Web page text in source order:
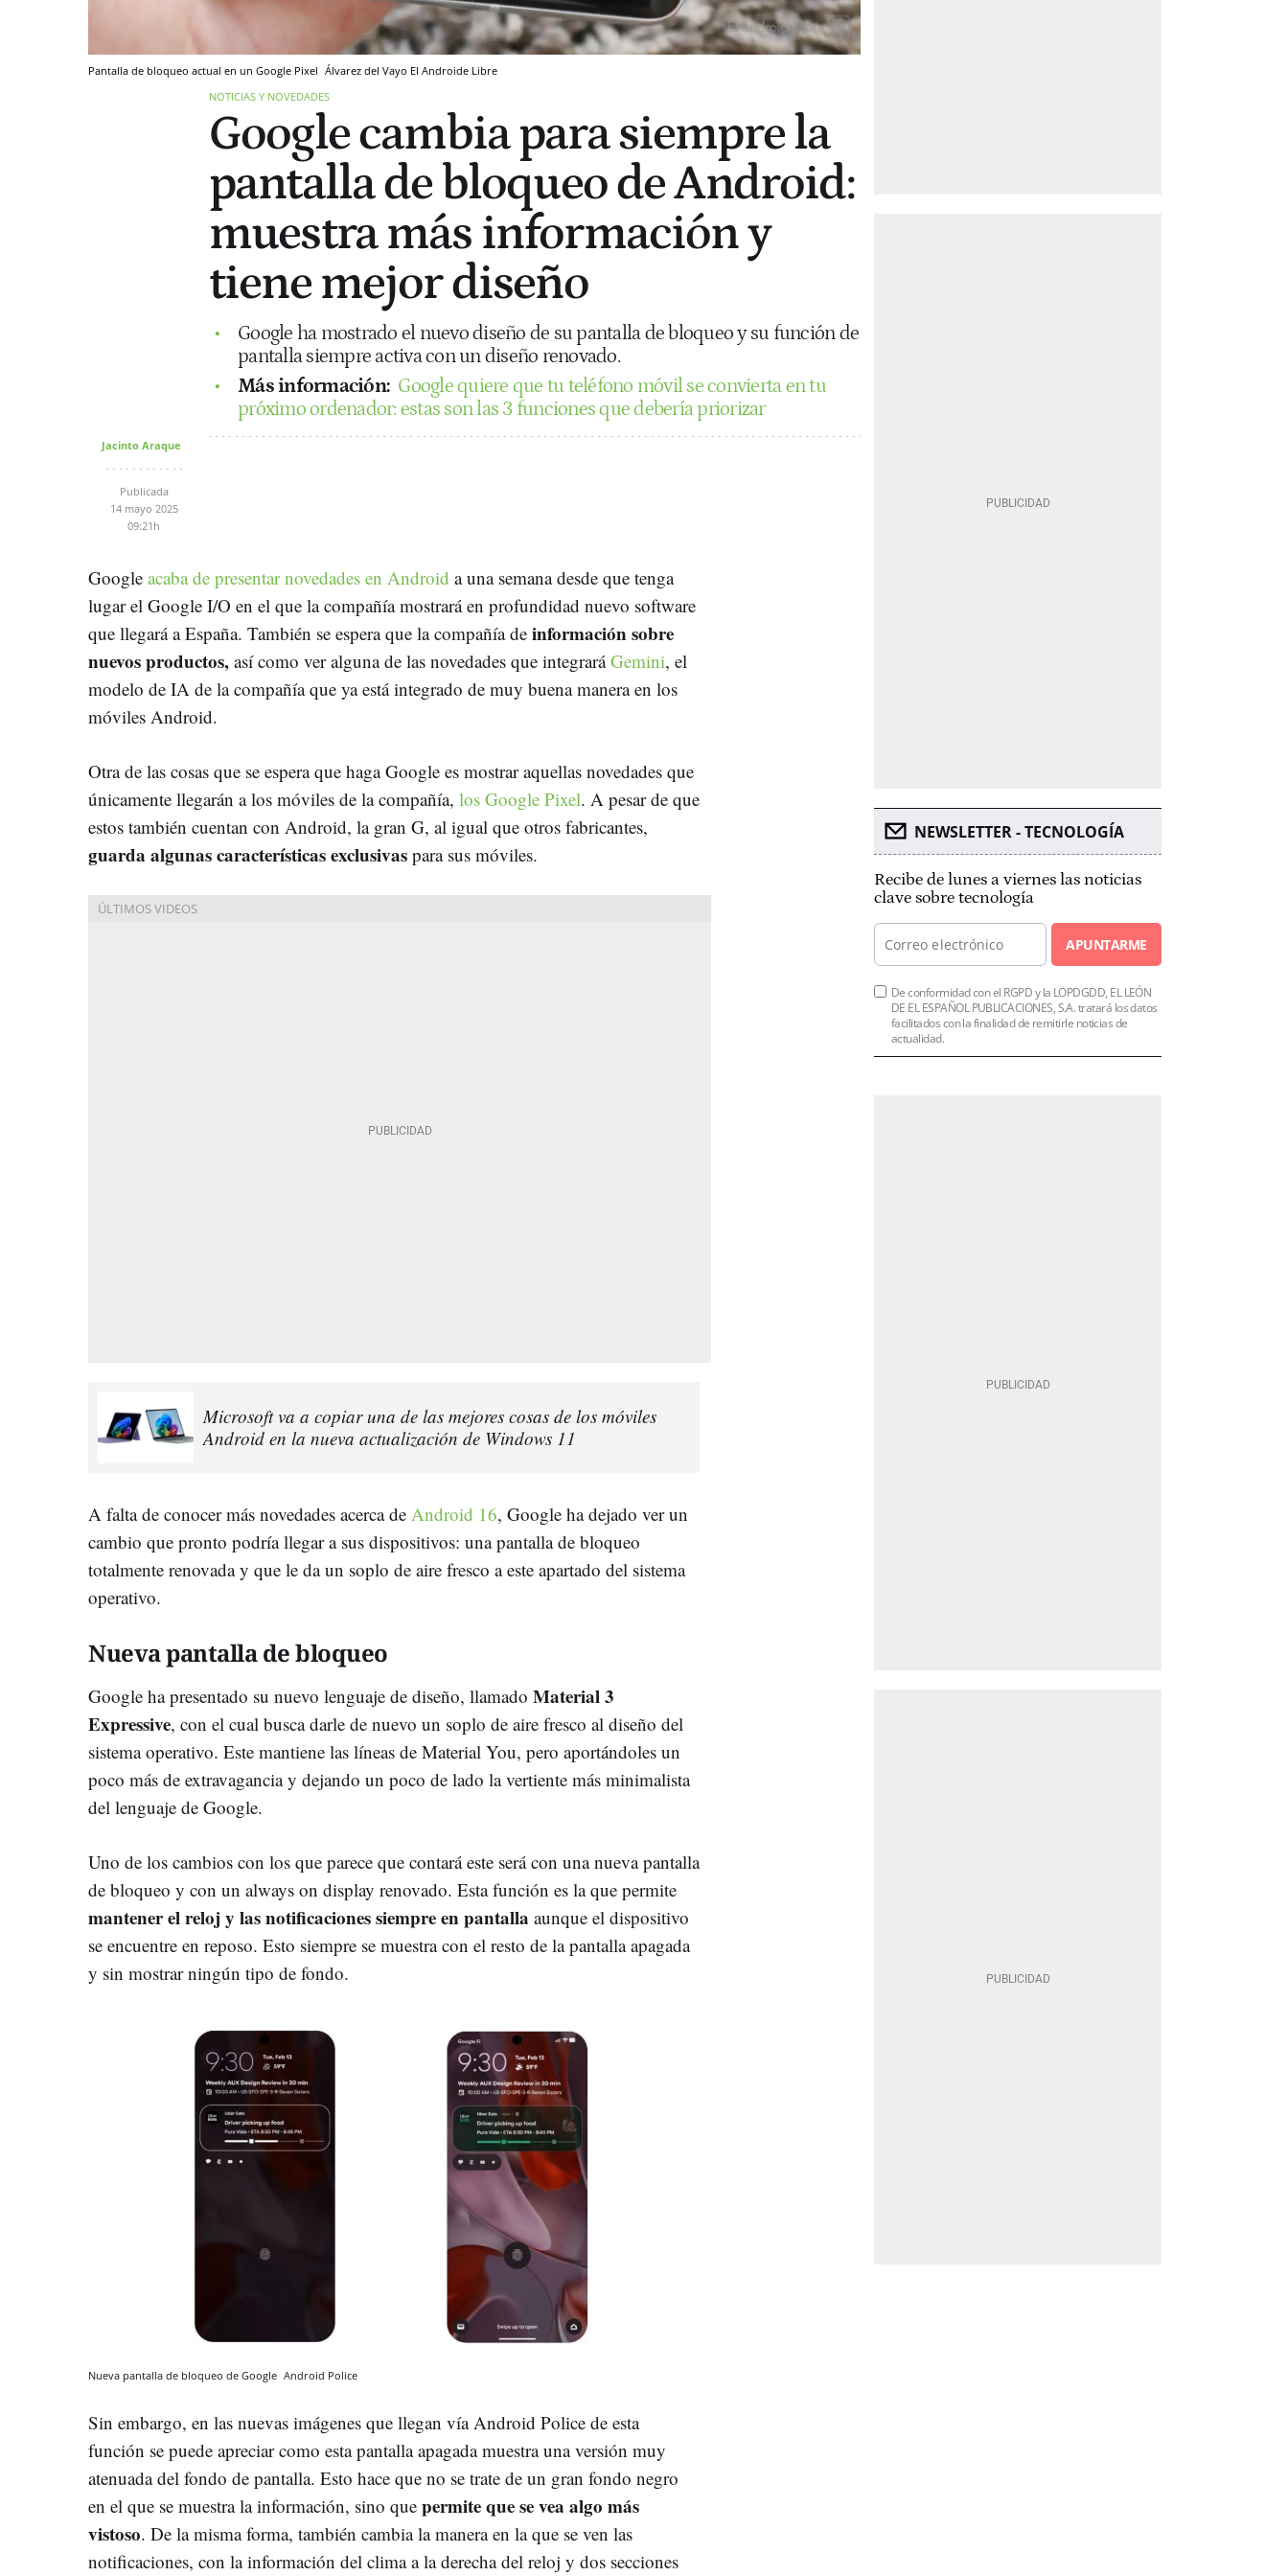
Pantalla de bloqueo actual en un Google Pixel Álvarez del Vayo El Androide Libre
NOTICIAS Y NOVEDADES
Google cambia para siempre la
pantalla de bloqueo de Android:
muestra más información y
tiene mejor diseño
Google ha mostrado el nuevo diseño de su pantalla de bloqueo y su función de
pantalla siempre activa con un diseño renovado.
Más información: Google quiere que tu teléfono móvil se convierta en tu
próximo ordenador: estas son las 3 funciones que debería priorizar
Jacinto Araque
Publicada
14 mayo 2025
09:21h
Google acaba de presentar novedades en Android a una semana desde que tenga
lugar el Google I/O en el que la compañía mostrará en profundidad nuevo software
que llegará a España. También se espera que la compañía de información sobre
nuevos productos, así como ver alguna de las novedades que integraráGemini, el
modelo de IA de la compañía que ya está integrado de muy buena manera en los
móviles Android.
Otra de las cosas que se espera que haga Google es mostrar aquellas novedades que
únicamente llegarán a los móviles de la compañía, los Google Pixel. A pesar de que
estos también cuentan con Android, la gran G, al igual que otros fabricantes,
guarda algunas características exclusivas para sus móviles.
Microsoft va a copiar una de las mejores cosas de los móviles
Android en la nueva actualización de Windows 11
A falta de conocer más novedades acerca de Android 16, Google ha dejado ver un
cambio que pronto podría llegar a sus dispositivos: una pantalla de bloqueo
totalmente renovada y que le da un soplo de aire fresco a este apartado del sistema
operativo.
Nueva pantalla de bloqueo
Google ha presentado su nuevo lenguaje de diseño, llamado Material 3
Expressive, con el cual busca darle de nuevo un soplo de aire fresco al diseño del
sistema operativo. Este mantiene las líneas de Material You, pero aportándoles un
poco más de extravagancia y dejando un poco de lado la vertiente más minimalista
del lenguaje de Google.
Uno de los cambios con los que parece que contará este será con una nueva pantalla
de bloqueo y con un always on display renovado. Esta función es la que permite
mantener el reloj y las notificaciones siempre en pantalla aunque el dispositivo
se encuentre en reposo. Esto siempre se muestra con el resto de la pantalla apagada
y sin mostrar ningún tipo de fondo.
Nueva pantalla de bloqueo de Google Android Police
Sin embargo, en las nuevas imágenes que llegan vía Android Police de esta
función se puede apreciar como esta pantalla apagada muestra una versión muy
atenuada del fondo de pantalla. Esto hace que no se trate de un gran fondo negro
en el que se muestra la información, sino que permite que se vea algo más
vistoso. De la misma forma, también cambia la manera en la que se ven las
notificaciones, con la información del clima a la derecha del reloj y dos secciones
NEWSLETTER - TECNOLOGÍA
Recibe de lunes a viernes las noticias
clave sobre tecnología
APUNTARME
De conformidad con el RGPD y la LOPDGDD, EL LEÓN
DE EL ESPAÑOL PUBLICACIONES, S.A. tratará los datos
facilitados con la finalidad de remitirle noticias de
actualidad.